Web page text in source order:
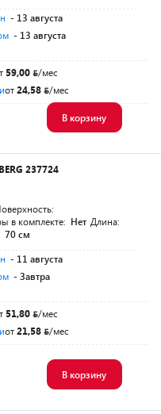
- 13 августа
- 13 августа
59,00
/мес
от24,58 /мес
В корзину
237724
в комплекте: Нет Длина:
70 см
- 11 августа
- Завтра
51,80
/мес
от21,58 /мес
В корзину